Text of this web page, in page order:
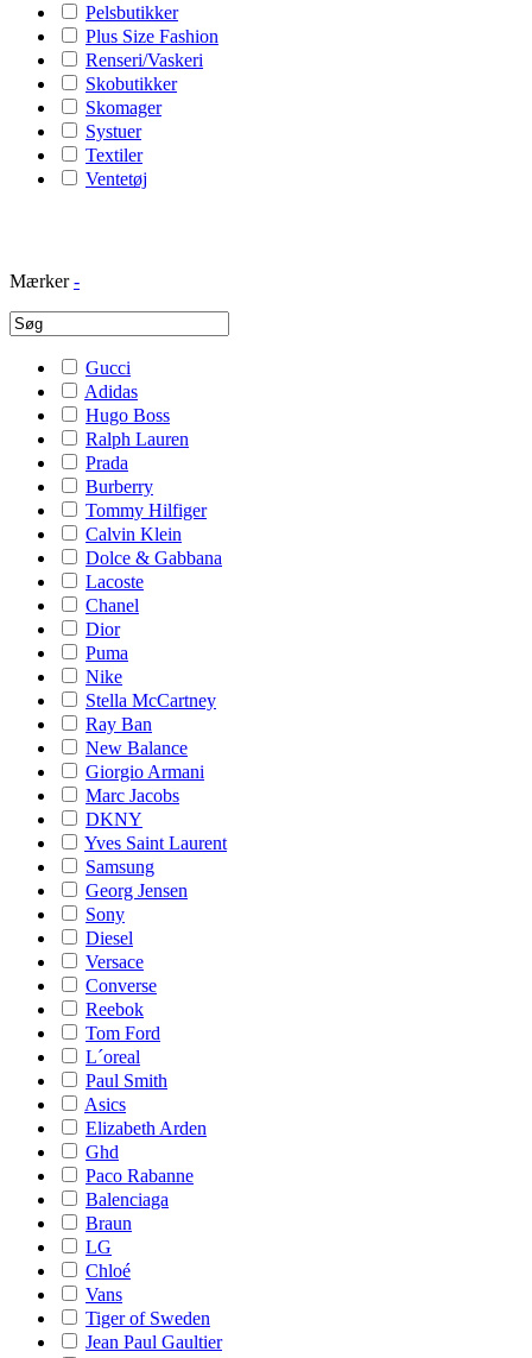
Pelsbutikker
Plus Size Fashion
Renseri/Vaskeri
Skobutikker
Skomager
Systuer
Textiler
Ventetøj
Mærker -
Gucci
Adidas
Hugo Boss
Ralph Lauren
Prada
Burberry
Tommy Hilfiger
Calvin Klein
Dolce & Gabbana
Lacoste
Chanel
Dior
Puma
Nike
Stella McCartney
Ray Ban
New Balance
Giorgio Armani
Marc Jacobs
DKNY
Yves Saint Laurent
Samsung
Georg Jensen
Sony
Diesel
Versace
Converse
Reebok
Tom Ford
L´oreal
Paul Smith
Asics
Elizabeth Arden
Ghd
Paco Rabanne
Balenciaga
Braun
LG
Chloé
Vans
Tiger of Sweden
Jean Paul Gaultier